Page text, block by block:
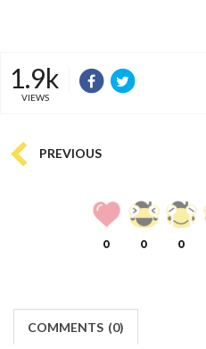
1.9k
VIEWS
PREVIOUS
0 0 0
COMMENTS (0)